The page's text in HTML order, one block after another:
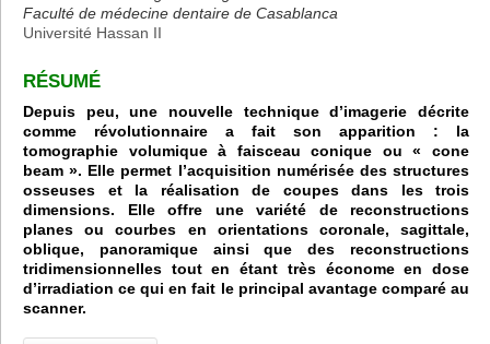
Faculté de médecine dentaire de Casablanca
Université Hassan II
RÉSUMÉ
Depuis peu, une nouvelle technique d’imagerie décrite
comme révolutionnaire a fait son apparition : la
tomographie volumique à faisceau conique ou « cone
beam ». Elle permet l’acquisition numérisée des structures
osseuses et la réalisation de coupes dans les trois
dimensions. Elle offre une variété de reconstructions
planes ou courbes en orientations coronale, sagittale,
oblique, panoramique ainsi que des reconstructions
tridimensionnelles tout en étant très économe en dose
d’irradiation ce qui en fait le principal avantage comparé au
scanner.